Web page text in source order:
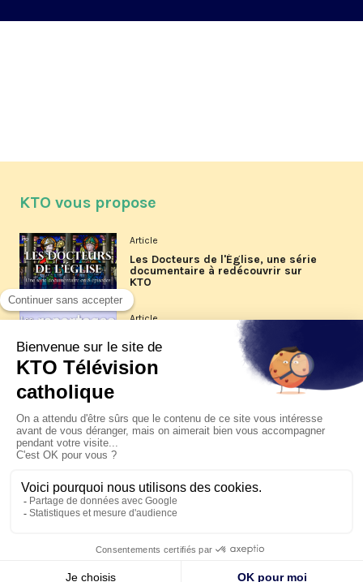
KTO vous propose
Article
Les Docteurs de l'Église, une série
documentaire à redécouvrir sur
KTO
Article
Les reportages d'été 2026 de KTO
La visite pastorale du pape Léon
XIV à Assise à suivre sur KTO le
jeudi 6 août
Le pape en Uruguay, Argentine et
Pérou du 6 au 17 novembre 2026